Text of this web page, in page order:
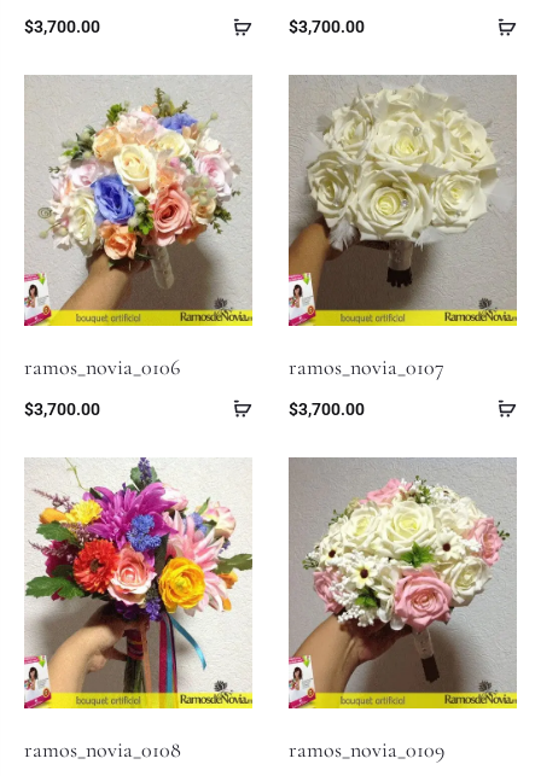
$3,700.00 $3,700.00
ramos_novia_0106
$3,700.00
ramos_novia_0107
$3,700.00
ramos_novia_0108 ramos_novia_0109